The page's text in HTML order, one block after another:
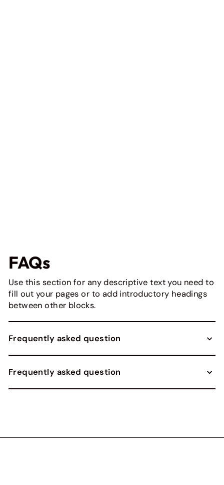
FAQs
Use this section for any descriptive text you need to
fill out your pages or to add introductory headings
between other blocks.
Frequently asked question
Frequently asked question